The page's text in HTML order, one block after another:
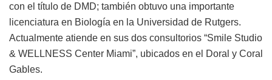
con el título de DMD; también obtuvo una importante
licenciatura en Biología en la Universidad de Rutgers.
Actualmente atiende en sus dos consultorios “Smile Studio
& WELLNESS Center Miami”, ubicados en el Doral y Coral
Gables.